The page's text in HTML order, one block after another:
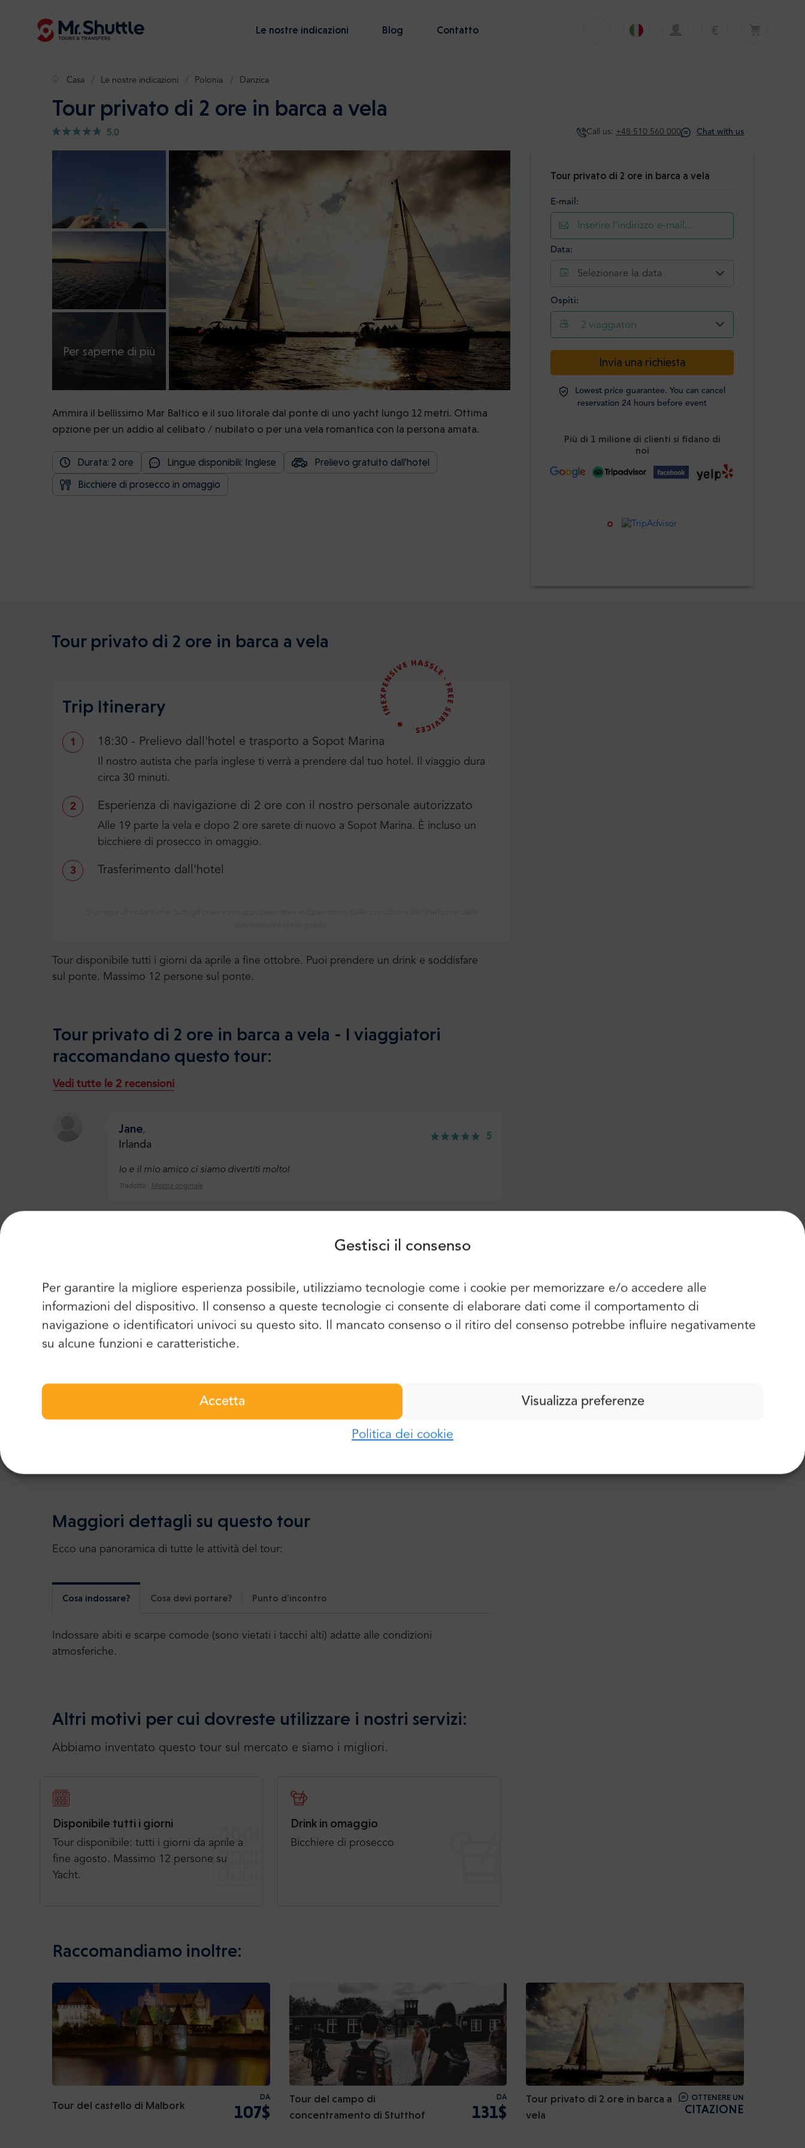
Gestisci il consenso
Per garantire la migliore esperienza possibile, utilizziamo tecnologie come i cookie per memorizzare e/o accedere alle
informazioni del dispositivo. Il consenso a queste tecnologie ci consente di elaborare dati come il comportamento di
navigazione o identificatori univoci su questo sito. Il mancato consenso o il ritiro del consenso potrebbe influire negativamente
su alcune funzioni e caratteristiche.
Accetta Visualizza preferenze
Politica dei cookie
Le nostre indicazioni Blog Contatto
Italiano $
Casa Le nostre indicazioni Polonia Danzica
Tour privato di 2 ore in barca a vela
5.0 Call us: +48 510 560 000 Chat with us
Per saperne di più
Ammira il bellissimo Mar Baltico e il suo litorale dal ponte di uno yacht lungo 12 metri. Ottima
opzione per un addio al celibato / nubilato o per una vela romantica con la persona amata.
Durata: 2 ore Lingue disponibili: Inglese
Prelievo gratuito dall'hotel
Bicchiere di prosecco in omaggio
Tour privato di 2 ore in barca a vela
E-mail:
Data:
Selezionare la data
Ospiti:
2 viaggiatori
Passeggeri -
Studenti -
I bambini - +
Invia una richiesta
Lowest price guarantee. You can cancel
reservation 24 hours before event
Più di 1 milione di clienti si fidano di
noi
Tour privato di 2 ore in barca a vela
Trip Itinerary
1 18:30 - Prelievo dall'hotel e trasporto a Sopot Marina
Il nostro autista che parla inglese ti verrà a prendere dal tuo hotel. Il viaggio dura
circa 30 minuti.
2 Esperienza di navigazione di 2 ore con il nostro personale autorizzato
Alle 19 parte la vela e dopo 2 ore sarete di nuovo a Sopot Marina. È incluso un
bicchiere di prosecco in omaggio.
3 Trasferimento dall'hotel
Tour disponibile tutti i giorni da aprile a fine ottobre. Puoi prendere un drink e soddisfare
sul ponte. Massimo 12 persone sul ponte.
Tour privato di 2 ore in barca a vela - I viaggiatori
raccomandano questo tour:
Vedi tutte le 2 recensioni
Jane,
Irlanda
5
Io e il mio amico ci siamo divertiti molto!
Tradotto · Mostra originale
Un'ottima azienda con cui prenotare!
Tradotto ·Mostra originale
Maggiori dettagli su questo tour
Ecco una panoramica di tutte le attività del tour:
Cosa indossare? Cosa devi portare? Punto d'incontro
Indossare abiti e scarpe comode (sono vietati i tacchi alti) adatte alle condizioni
atmosferiche.
Altri motivi per cui dovreste utilizzare i nostri servizi:
Abbiamo inventato questo tour sul mercato e siamo i migliori.
Disponibile tutti i giorni
Tour disponibile: tutti i giorni da aprile a
fine agosto. Massimo 12 persone su
Yacht.
Drink in omaggio
Bicchiere di prosecco
Raccomandiamo inoltre:
Tour del castello di Malbork
DA
107$
Tour del campo di
concentramento di Stutthof
DA
131$
Tour privato di 2 ore in barca a
vela
OTTENERE UN
CITAZIONE
Continuare a utilizzare i seguenti
È possibile utilizzare anche l'e-mail e
la password:
Nome: